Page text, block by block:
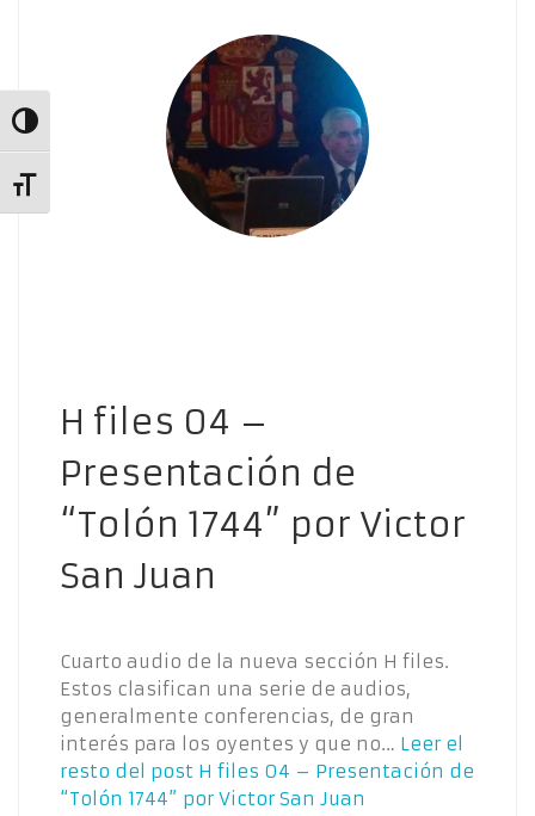
Alternar alto contraste
Alternar tamaño de letra
H files 04 –
Presentación de
“Tolón 1744” por Victor
San Juan
Cuarto audio de la nueva sección H files.
Estos clasifican una serie de audios,
generalmente conferencias, de gran
interés para los oyentes y que no… Leer el
resto del post H files 04 – Presentación de
“Tolón 1744” por Victor San Juan